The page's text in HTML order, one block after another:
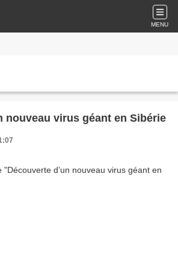
MENU
nouveau virus géant en Sibérie